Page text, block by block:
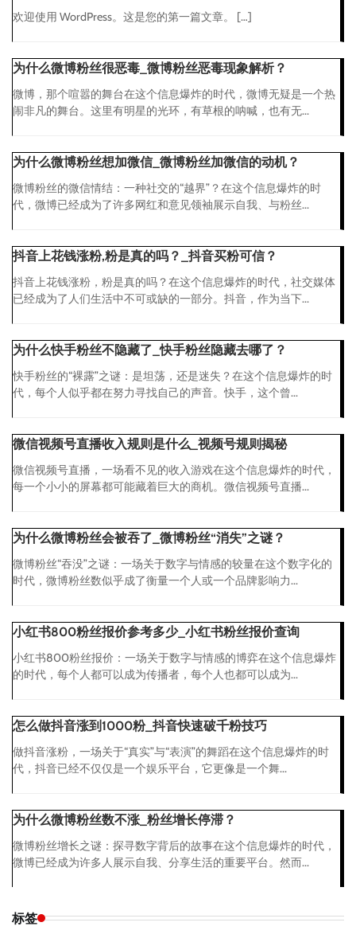
欢迎使用 WordPress。这是您的第一篇文章。 […]
为什么微博粉丝很恶毒_微博粉丝恶毒现象解析？
微博，那个喧嚣的舞台在这个信息爆炸的时代，微博无疑是一个热
闹非凡的舞台。这里有明星的光环，有草根的呐喊，也有无...
为什么微博粉丝想加微信_微博粉丝加微信的动机？
微博粉丝的微信情结：一种社交的“越界”？在这个信息爆炸的时
代，微博已经成为了许多网红和意见领袖展示自我、与粉丝...
抖音上花钱涨粉,粉是真的吗？_抖音买粉可信？
抖音上花钱涨粉，粉是真的吗？在这个信息爆炸的时代，社交媒体
已经成为了人们生活中不可或缺的一部分。抖音，作为当下...
为什么快手粉丝不隐藏了_快手粉丝隐藏去哪了？
快手粉丝的“裸露”之谜：是坦荡，还是迷失？在这个信息爆炸的时
代，每个人似乎都在努力寻找自己的声音。快手，这个曾...
微信视频号直播收入规则是什么_视频号规则揭秘
微信视频号直播，一场看不见的收入游戏在这个信息爆炸的时代，
每一个小小的屏幕都可能藏着巨大的商机。微信视频号直播...
为什么微博粉丝会被吞了_微博粉丝“消失”之谜？
微博粉丝“吞没”之谜：一场关于数字与情感的较量在这个数字化的
时代，微博粉丝数似乎成了衡量一个人或一个品牌影响力...
小红书800粉丝报价参考多少_小红书粉丝报价查询
小红书800粉丝报价：一场关于数字与情感的博弈在这个信息爆炸
的时代，每个人都可以成为传播者，每个人也都可以成为...
怎么做抖音涨到1000粉_抖音快速破千粉技巧
做抖音涨粉，一场关于“真实”与“表演”的舞蹈在这个信息爆炸的时
代，抖音已经不仅仅是一个娱乐平台，它更像是一个舞...
为什么微博粉丝数不涨_粉丝增长停滞？
微博粉丝增长之谜：探寻数字背后的故事在这个信息爆炸的时代，
微博已经成为许多人展示自我、分享生活的重要平台。然而...
标签